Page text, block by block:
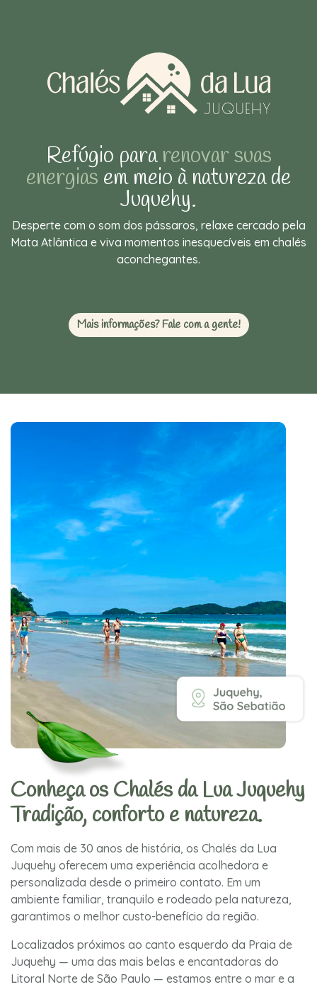
Refúgio pararenovar suas
energias em meio à natureza de
Juquehy.
Desperte com o som dos pássaros, relaxe cercado pela
Mata Atlântica e viva momentos inesquecíveis em chalés
aconchegantes.
Mais informações? Fale com a gente!
Conheça os Chalés da Lua Juquehy
Tradição, conforto e natureza.
Com mais de 30 anos de história, os Chalés da Lua
Juquehy oferecem uma experiência acolhedora e
personalizada desde o primeiro contato. Em um
ambiente familiar, tranquilo e rodeado pela natureza,
garantimos o melhor custo-benefício da região.
Localizados próximos ao canto esquerdo da Praia de
Juquehy — uma das mais belas e encantadoras do
Litoral Norte de São Paulo — estamos entre o mar e a